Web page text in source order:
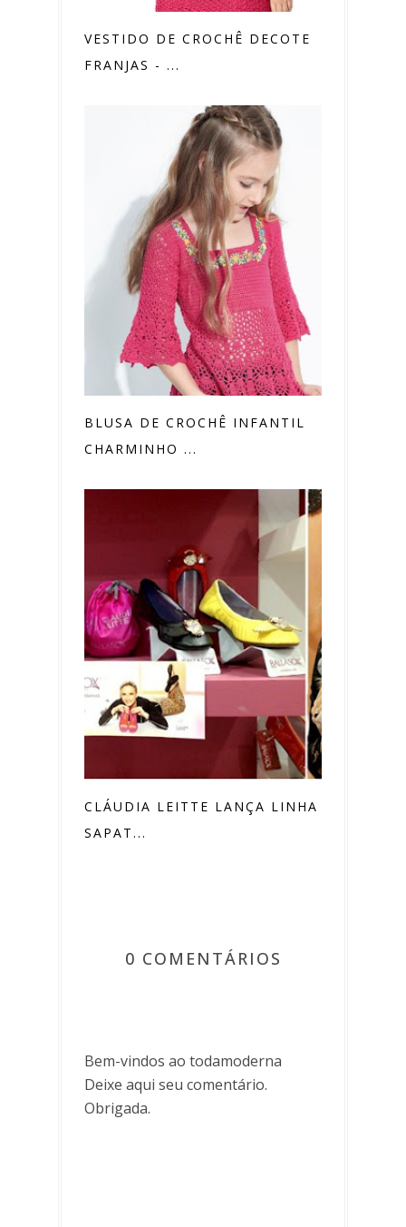
VESTIDO DE CROCHÊ DECOTE
FRANJAS - ...
BLUSA DE CROCHÊ INFANTIL
CHARMINHO ...
CLÁUDIA LEITTE LANÇA LINHA DE
SAPAT...
0 COMENTÁRIOS
Bem-vindos ao todamoderna
Deixe aqui seu comentário.
Obrigada.